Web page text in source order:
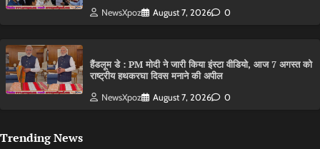
NewsXpoz August 7, 2026 0
हैंडलूम डे : PM मोदी ने जारी किया इंस्टा वीडियो, आज 7 अगस्त को
राष्ट्रीय हथकरघा दिवस मनाने की अपील
NewsXpoz August 7, 2026 0
Trending News